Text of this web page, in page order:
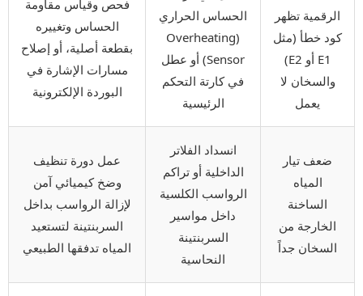
الرقمية تظهر
كود خطأ (مثل
E1 أو E2)
والسخان لا
يعمل
الحساس الحراري
(Overheating
Sensor) أو عطل
في كارتة التحكم
الرئيسية
فحص وقياس مقاومة
الحساس وتغييره
بقطعة أصلية، أو إصلاح
مسارات الإشارة في
البوردة الإلكترونية
ضعف تيار
المياه
الساخنة
الخارجة من
السخان جداً
انسداد الفلاتر
الداخلية أو تراكم
الرواسب الكلسية
داخل مواسير
السربنتينة
النحاسية
عمل دورة تنظيف
وضخ كيميائي آمن
لإزالة الرواسب بداخل
السربنتينة لتستعيد
المياه تدفقها الطبيعي